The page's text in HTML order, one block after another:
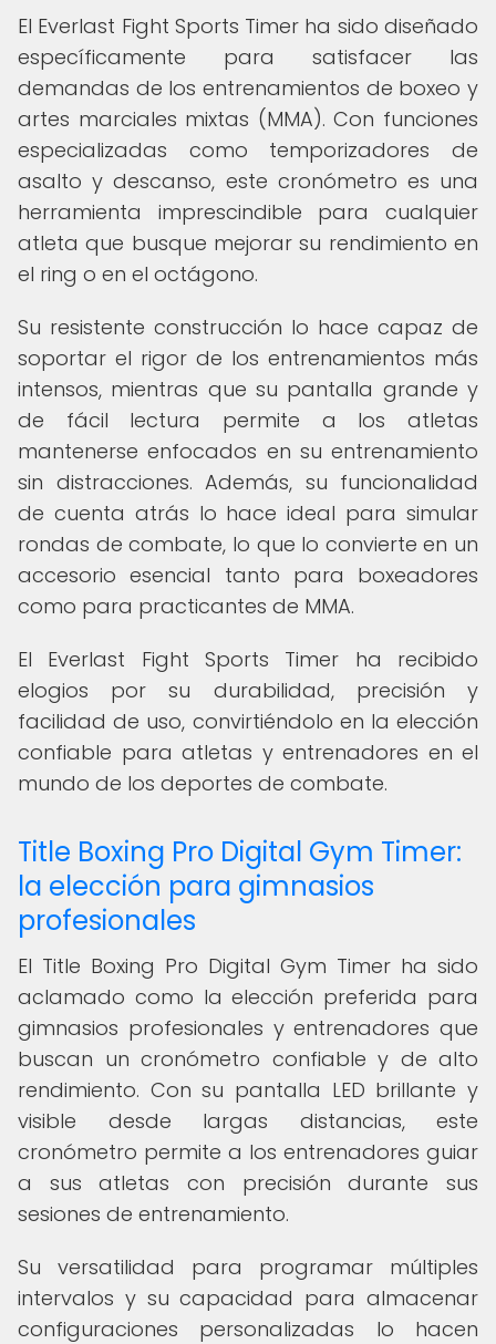
El Everlast Fight Sports Timer ha sido diseñado
específicamente para satisfacer las
demandas de los entrenamientos de boxeo y
artes marciales mixtas (MMA). Con funciones
especializadas como temporizadores de
asalto y descanso, este cronómetro es una
herramienta imprescindible para cualquier
atleta que busque mejorar su rendimiento en
el ring o en el octágono.
Su resistente construcción lo hace capaz de
soportar el rigor de los entrenamientos más
intensos, mientras que su pantalla grande y
de fácil lectura permite a los atletas
mantenerse enfocados en su entrenamiento
sin distracciones. Además, su funcionalidad
de cuenta atrás lo hace ideal para simular
rondas de combate, lo que lo convierte en un
accesorio esencial tanto para boxeadores
como para practicantes de MMA.
El Everlast Fight Sports Timer ha recibido
elogios por su durabilidad, precisión y
facilidad de uso, convirtiéndolo en la elección
confiable para atletas y entrenadores en el
mundo de los deportes de combate.
Title Boxing Pro Digital Gym Timer:
la elección para gimnasios
profesionales
El Title Boxing Pro Digital Gym Timer ha sido
aclamado como la elección preferida para
gimnasios profesionales y entrenadores que
buscan un cronómetro confiable y de alto
rendimiento. Con su pantalla LED brillante y
visible desde largas distancias, este
cronómetro permite a los entrenadores guiar
a sus atletas con precisión durante sus
sesiones de entrenamiento.
Su versatilidad para programar múltiples
intervalos y su capacidad para almacenar
configuraciones personalizadas lo hacen